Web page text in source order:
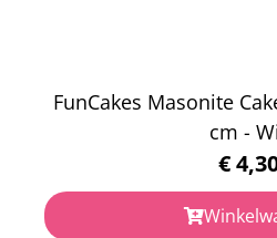
FunCakes Masonite
cm -
€